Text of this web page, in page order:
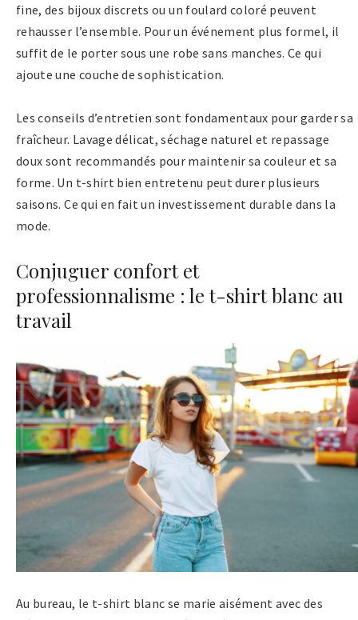
fine, des bijoux discrets ou un foulard coloré peuvent
rehausser l’ensemble. Pour un événement plus formel, il
suffit de le porter sous une robe sans manches. Ce qui
ajoute une couche de sophistication.
Les conseils d’entretien sont fondamentaux pour garder sa
fraîcheur. Lavage délicat, séchage naturel et repassage
doux sont recommandés pour maintenir sa couleur et sa
forme. Un t-shirt bien entretenu peut durer plusieurs
saisons. Ce qui en fait un investissement durable dans la
mode.
Conjuguer confort et
professionnalisme : le t-shirt blanc au
travail
Au bureau, le t-shirt blanc se marie aisément avec des